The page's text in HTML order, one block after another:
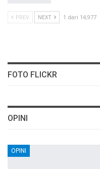
PREV NEXT 1 dari 14,977
FOTO FLICKR
OPINI
OPINI